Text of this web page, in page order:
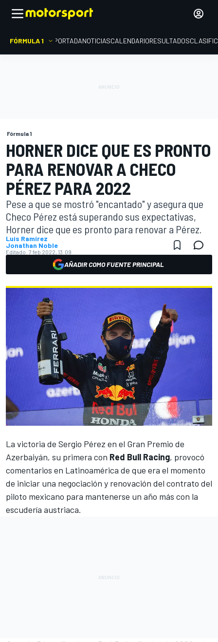
FÓRMULA 1 PORTADANOTICIASCALENDARIORESULTADOS
Fórmula 1
HORNER DICE QUE ES PRONTO
PARA RENOVAR A CHECO
PÉREZ PARA 2022
Pese a que se mostró "encantado" y asegura que
Checo Pérez está superando sus expectativas,
Horner dice que es pronto para renovar a Pérez.
Luis Ramírez
Jonathan Noble
Editado: 7 feb 2022, 13:09
AÑADIR COMO FUENTE PRINCIPAL
La victoria de Sergio Pérez en el Gran Premio de
Azerbaiyán, su primera con Red Bull Racing, provocó
comentarios en Latinoamérica de que era el momento
de iniciar una negociación y renovación del contrato del
piloto mexicano para mantenerse un año más con la
escudería austriaca.